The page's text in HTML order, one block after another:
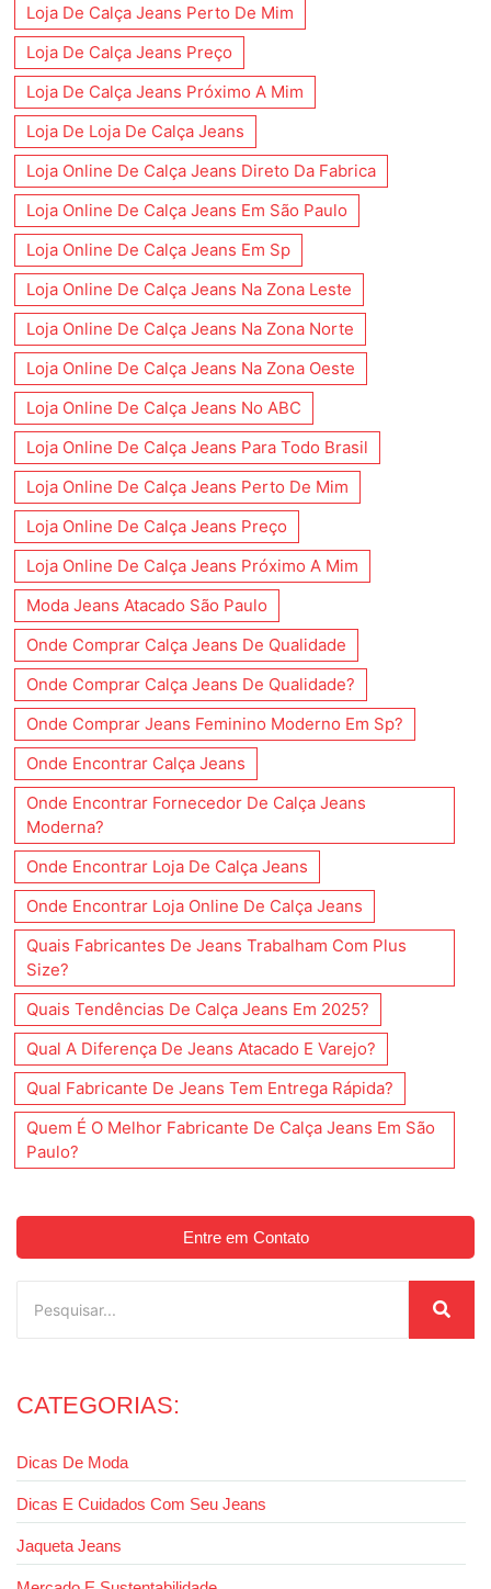
Loja De Calça Jeans Perto De Mim
Loja De Calça Jeans Preço
Loja De Calça Jeans Próximo A Mim
Loja De Loja De Calça Jeans
Loja Online De Calça Jeans Direto Da Fabrica
Loja Online De Calça Jeans Em São Paulo
Loja Online De Calça Jeans Em Sp
Loja Online De Calça Jeans Na Zona Leste
Loja Online De Calça Jeans Na Zona Norte
Loja Online De Calça Jeans Na Zona Oeste
Loja Online De Calça Jeans No ABC
Loja Online De Calça Jeans Para Todo Brasil
Loja Online De Calça Jeans Perto De Mim
Loja Online De Calça Jeans Preço
Loja Online De Calça Jeans Próximo A Mim
Moda Jeans Atacado São Paulo
Onde Comprar Calça Jeans De Qualidade
Onde Comprar Calça Jeans De Qualidade?
Onde Comprar Jeans Feminino Moderno Em Sp?
Onde Encontrar Calça Jeans
Onde Encontrar Fornecedor De Calça Jeans
Moderna?
Onde Encontrar Loja De Calça Jeans
Onde Encontrar Loja Online De Calça Jeans
Quais Fabricantes De Jeans Trabalham Com Plus
Size?
Quais Tendências De Calça Jeans Em 2025?
Qual A Diferença De Jeans Atacado E Varejo?
Qual Fabricante De Jeans Tem Entrega Rápida?
Quem É O Melhor Fabricante De Calça Jeans Em São
Paulo?
Entre em Contato
CATEGORIAS:
Dicas De Moda
Dicas E Cuidados Com Seu Jeans
Jaqueta Jeans